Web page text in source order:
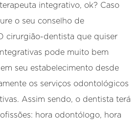
integrativo, ok? Caso
o seu conselho de
cirurgião-dentista que quiser
pode muito bem
seu estabelecimento desde
os serviços odontológicos
Assim sendo, o dentista terá
hora odontólogo, hora